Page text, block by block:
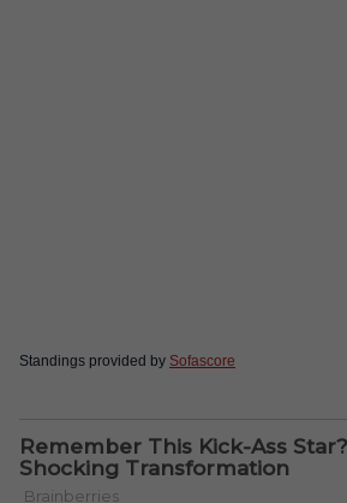
Standings provided by Sofascore